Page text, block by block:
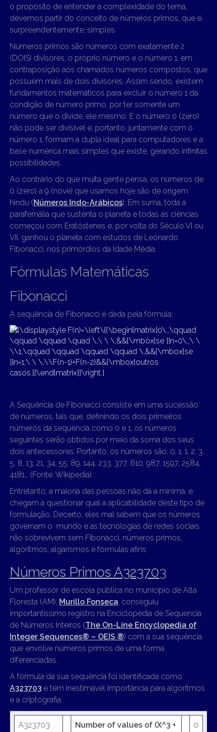
o propósito de entender a complexidade do tema,
devemos partir do conceito de números primos, que é,
surpreendentemente, simples.
Números primos são números com exatamente 2
(DOIS) divisores, o próprio número e o número 1, em
contraposição aos chamados números compostos, que
possuem mais de dois divisores. Assim sendo, existem
fundamentos matemáticos para excluir o número 1 da
condição de número primo, por ter somente um
número que o divide, ele mesmo. E o número 0 (zero)
não pode ser divisível e, portanto, juntamente com o
número 1, formam a dupla ideal para computadores e a
base numérica mais simples que existe, gerando infinitas
possibilidades.
Ao contrário do que muita gente pensa, os números de
0 (zero) a 9 (nove) que usamos hoje são de origem
hindu (Números Indo-Arábicos). Em suma, toda a
parafernália que sustenta o planeta e todas as ciências
começou com Eratóstenes e, por volta do Século VI ou
VII, ganhou o planeta com estudos de Leonardo
Fibonacci, nos primórdios da Idade Média.
Fórmulas Matemáticas
Fibonacci
A sequência de Fibonacci é dada pela fórmula:
A Sequência de Fibonacci consiste em uma sucessão
de números, tais que, definindo os dois primeiros
números da sequência como 0 e 1, os números
seguintes serão obtidos por meio da soma dos seus
dois antecessores. Portanto, os números são: 0, 1, 1, 2, 3,
5, 8, 13, 21, 34, 55, 89, 144, 233, 377, 610, 987, 1597, 2584,
4181… (Fonte: Wikipedia).
Entretanto, a maioria das pessoas não dá a mínima, e
chegam a questionar qual a aplicabilidade deste tipo de
formulação. Decerto, eles mal sabem que os números
governam o mundo e as tecnologias de redes sociais
não sobrevivem sem Fibonacci, números primos,
algoritmos, algarismos e fórmulas afins
Números Primos A323703
Um professor de escola pública no município de Alta
Floresta (AM), Murillo Fonseca , conseguiu
importantíssimo registro na Enciclopédia de Sequencia
de Números Inteiros (The On-Line Encyclopedia of
Integer Sequences® – OEIS ®) com a sua sequência
que envolve números primos de uma forma
diferenciadas.
A fórmula da sua sequência foi identificada como
A323703 e tem inestimável importância para algoritmos
e a criptografia.
A323703
Number of values of (X^3 +
0